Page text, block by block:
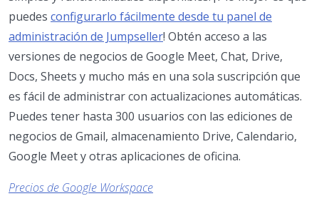
puedes configurarlo fácilmente desde tu panel de
administración de Jumpseller! Obtén acceso a las
versiones de negocios de Google Meet, Chat, Drive,
Docs, Sheets y mucho más en una sola suscripción que
es fácil de administrar con actualizaciones automáticas.
Puedes tener hasta 300 usuarios con las ediciones de
negocios de Gmail, almacenamiento Drive, Calendario,
Google Meet y otras aplicaciones de oficina.
Precios de Google Workspace